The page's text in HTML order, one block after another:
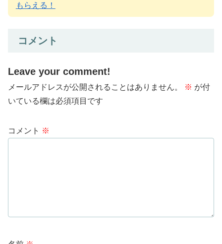
もらえる！
コメント
Leave your comment!
メールアドレスが公開されることはありません。 ※ が付
いている欄は必須項目です
コメント ※